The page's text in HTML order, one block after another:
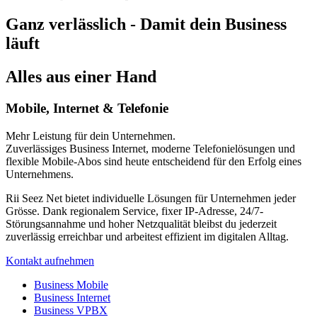
Ganz verlässlich - Damit dein Business
läuft
Alles aus einer Hand
Mobile, Internet & Telefonie
Mehr Leistung für dein Unternehmen.
Zuverlässiges Business Internet, moderne Telefonielösungen und
flexible Mobile-Abos sind heute entscheidend für den Erfolg eines
Unternehmens.
Rii Seez Net bietet individuelle Lösungen für Unternehmen jeder
Grösse. Dank regionalem Service, fixer IP-Adresse, 24/7-
Störungsannahme und hoher Netzqualität bleibst du jederzeit
zuverlässig erreichbar und arbeitest effizient im digitalen Alltag.
Kontakt aufnehmen
Business Mobile
Business Internet
Business VPBX